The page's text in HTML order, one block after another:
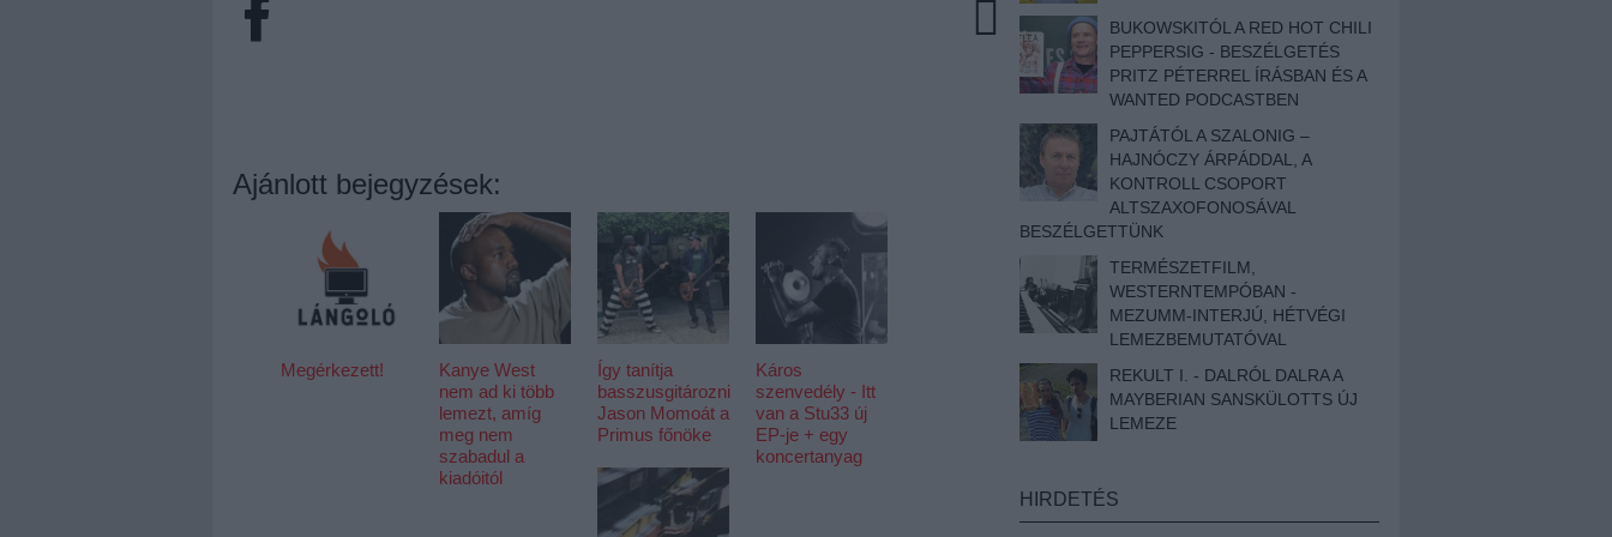
Ajánlott bejegyzések:
Megérkezett!
Kanye West
nem ad ki több
lemezt, amíg
meg nem
szabadul a
kiadóitól
Így tanítja
basszusgitározni
Jason Momoát a
Primus főnöke
Káros
szenvedély - Itt
van a Stu33 új
EP-je + egy
koncertanyag
BUKOWSKITÓL A RED HOT CHILI
PEPPERSIG - BESZÉLGETÉS
PRITZ PÉTERREL ÍRÁSBAN ÉS A
WANTED PODCASTBEN
PAJTÁTÓL A SZALONIG –
HAJNÓCZY ÁRPÁDDAL, A
KONTROLL CSOPORT
ALTSZAXOFONOSÁVAL
BESZÉLGETTÜNK
TERMÉSZETFILM,
WESTERNTEMPÓBAN -
MEZUMM-INTERJÚ, HÉTVÉGI
LEMEZBEMUTATÓVAL
REKULT I. - DALRÓL DALRA A
MAYBERIAN SANSKÜLOTTS ÚJ
LEMEZE
HIRDETÉS